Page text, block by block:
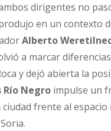
dirigentes no
en un contexto
Alberto
a marcar
y dejó abierta la
Río Negro impulse un
frente al